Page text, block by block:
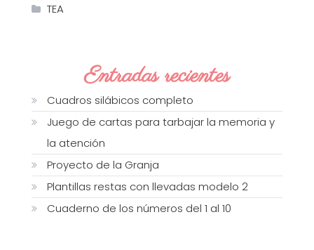
TEA
Entradas recientes
Cuadros silábicos completo
Juego de cartas para tarbajar la memoria y
la atención
Proyecto de la Granja
Plantillas restas con llevadas modelo 2
Cuaderno de los números del 1 al 10